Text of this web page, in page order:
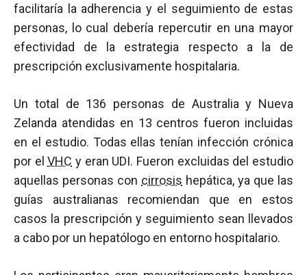
facilitaría la adherencia y el seguimiento de estas
personas, lo cual debería repercutir en una mayor
efectividad de la estrategia respecto a la de
prescripción exclusivamente hospitalaria.
Un total de 136 personas de Australia y Nueva
Zelanda atendidas en 13 centros fueron incluidas
en el estudio. Todas ellas tenían infección crónica
por elVHC y eran UDI. Fueron excluidas del estudio
aquellas personas con cirrosis hepática, ya que las
guías australianas recomiendan que en estos
casos la prescripción y seguimiento sean llevados
a cabo por un hepatólogo en entorno hospitalario.